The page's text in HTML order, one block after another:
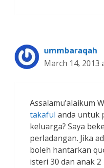
ummbaraqah
March 14, 2013
Assalamu’alaikum
takaful anda untuk
keluarga? Saya
perladangan. Jika
boleh hantarkan
isteri 30 dan anak 2